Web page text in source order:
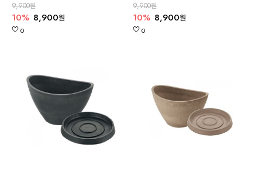
9,900원
10% 8,900원
0
9,900원
10% 8,900원
0